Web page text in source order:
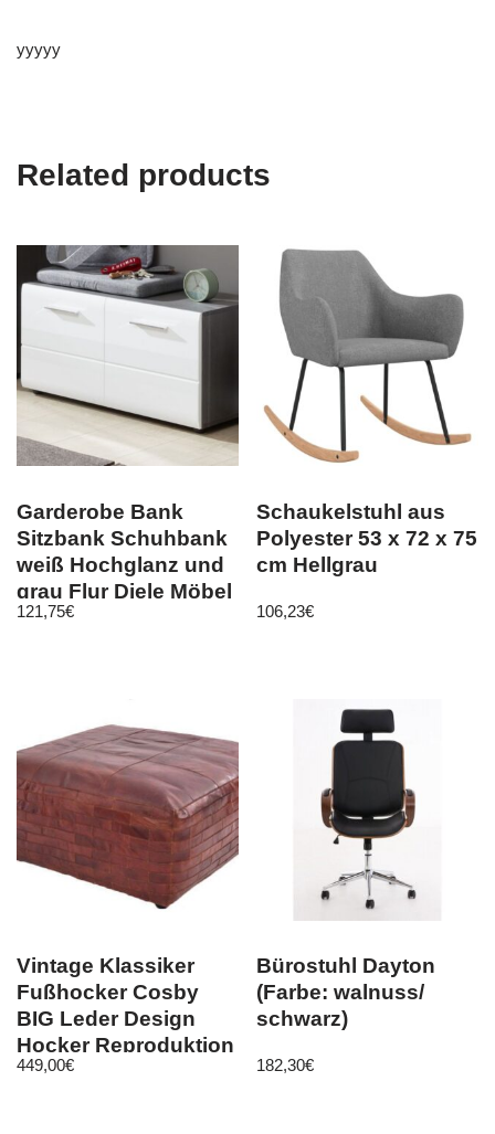
yyyyy
Related products
Garderobe Bank
Sitzbank Schuhbank
weiß Hochglanz und
grau Flur Diele Möbel
Line
121,75€
Schaukelstuhl aus
Polyester 53 x 72 x 75
cm Hellgrau
106,23€
Vintage Klassiker
Fußhocker Cosby
BIG Leder Design
Hocker Reproduktion
ST-29
449,00€
Bürostuhl Dayton
(Farbe: walnuss/
schwarz)
182,30€